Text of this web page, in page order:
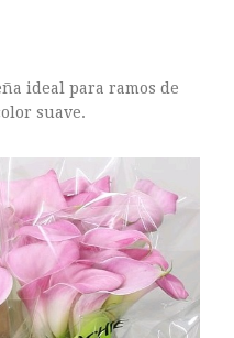
ideal para ramos de
suave.